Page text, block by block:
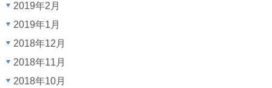
2019年2月
2019年1月
2018年12月
2018年11月
2018年10月